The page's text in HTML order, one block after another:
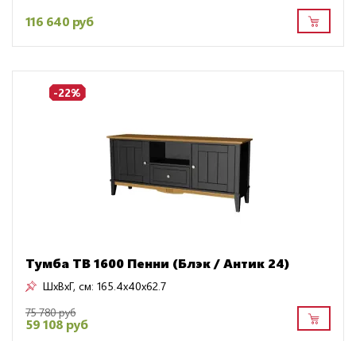
116 640 руб
-22%
Тумба ТВ 1600 Пенни (Блэк / Антик 24)
ШxВxГ, см: 165.4x40x62.7
75 780 руб
59 108 руб